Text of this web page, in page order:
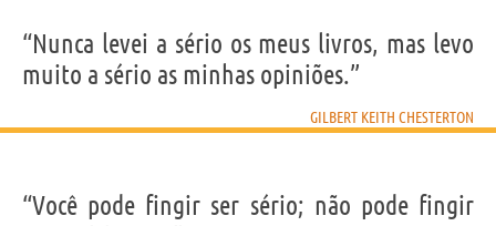
“Nunca levei a sério os meus livros, mas levo
muito a sério as minhas opiniões.”
GILBERT KEITH CHESTERTON
“Você pode fingir ser sério; não pode fingir